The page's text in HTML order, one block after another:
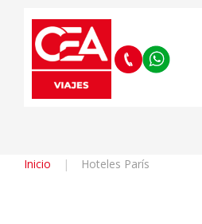
Inicio Hoteles París